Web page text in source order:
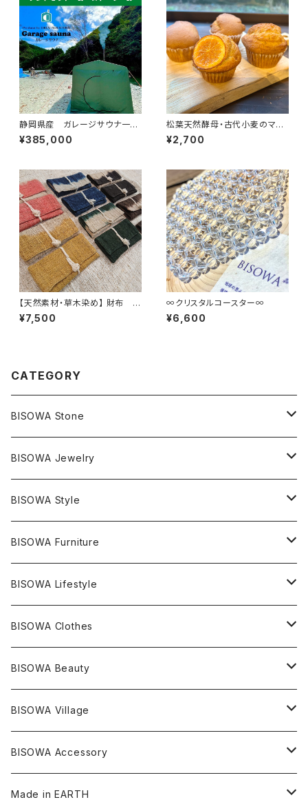
静岡県産 ガレージサウナ一式
【テント・ストーブ・スタートセッ
ト】
¥385,000
松葉天然酵母・古代小麦のマフ
ィン【6個】
¥2,700
【天然素材・草木染め】 財布 ワ
イルドヘンプ
¥7,500
∞クリスタルコースター∞
¥6,600
CATEGORY
BISOWA Stone
マスタークリスタル / 水晶
エレスチャル
ライトニング
ツインソウル
メタモルフォーゼス
石の種類別
アメジスト
アクアマリン
デュモルチェライト
産地別
ヒマラヤ
ブラジル
BISOWA Jewelry
ネックレス／ペンダント
宇佐美聖子
絹麻 ~kenma~
ピアス
宇佐美聖子
Others
ブレスレット
宇佐美聖子
Others
リング
サンキャッチャー
ヘアアクセサリー
イヤリング
キーホルダー
BISOWA Style
ONE PIECE
ヘンプ
オーガニックコットン
PANTS
ヘンプ
オーガニックコットン
T-SHIRT
オーガニックコットン
ヘンプコットン
leggings
ヘンプ
オーガニックコットン
Others
ヘンプ
オーガニックコットン
Underwear
BISOWA Furniture
のるすく
BISOWA Lifestyle
Music
宇佐美聖子
Niceness Music
浄化アイテム
Cosmic Hemp 麻炭
セージ
オラクルカード
キャンドル
HAZE 和蝋燭
陶器
BISOWA Clothes
麻
絹
Others
オーガニックコットン
BISOWA Beauty
ヘンプオイル
BISOWA Village
Bisowa Club Room
BISOWA Accessory
ヘアゴム
Made in EARTH